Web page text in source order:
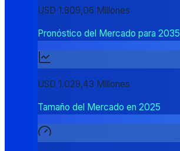
USD 1.809,06 Millones
Pronóstico del Mercado para 2035
USD 1.029,43 Millones
Tamaño del Mercado en 2025